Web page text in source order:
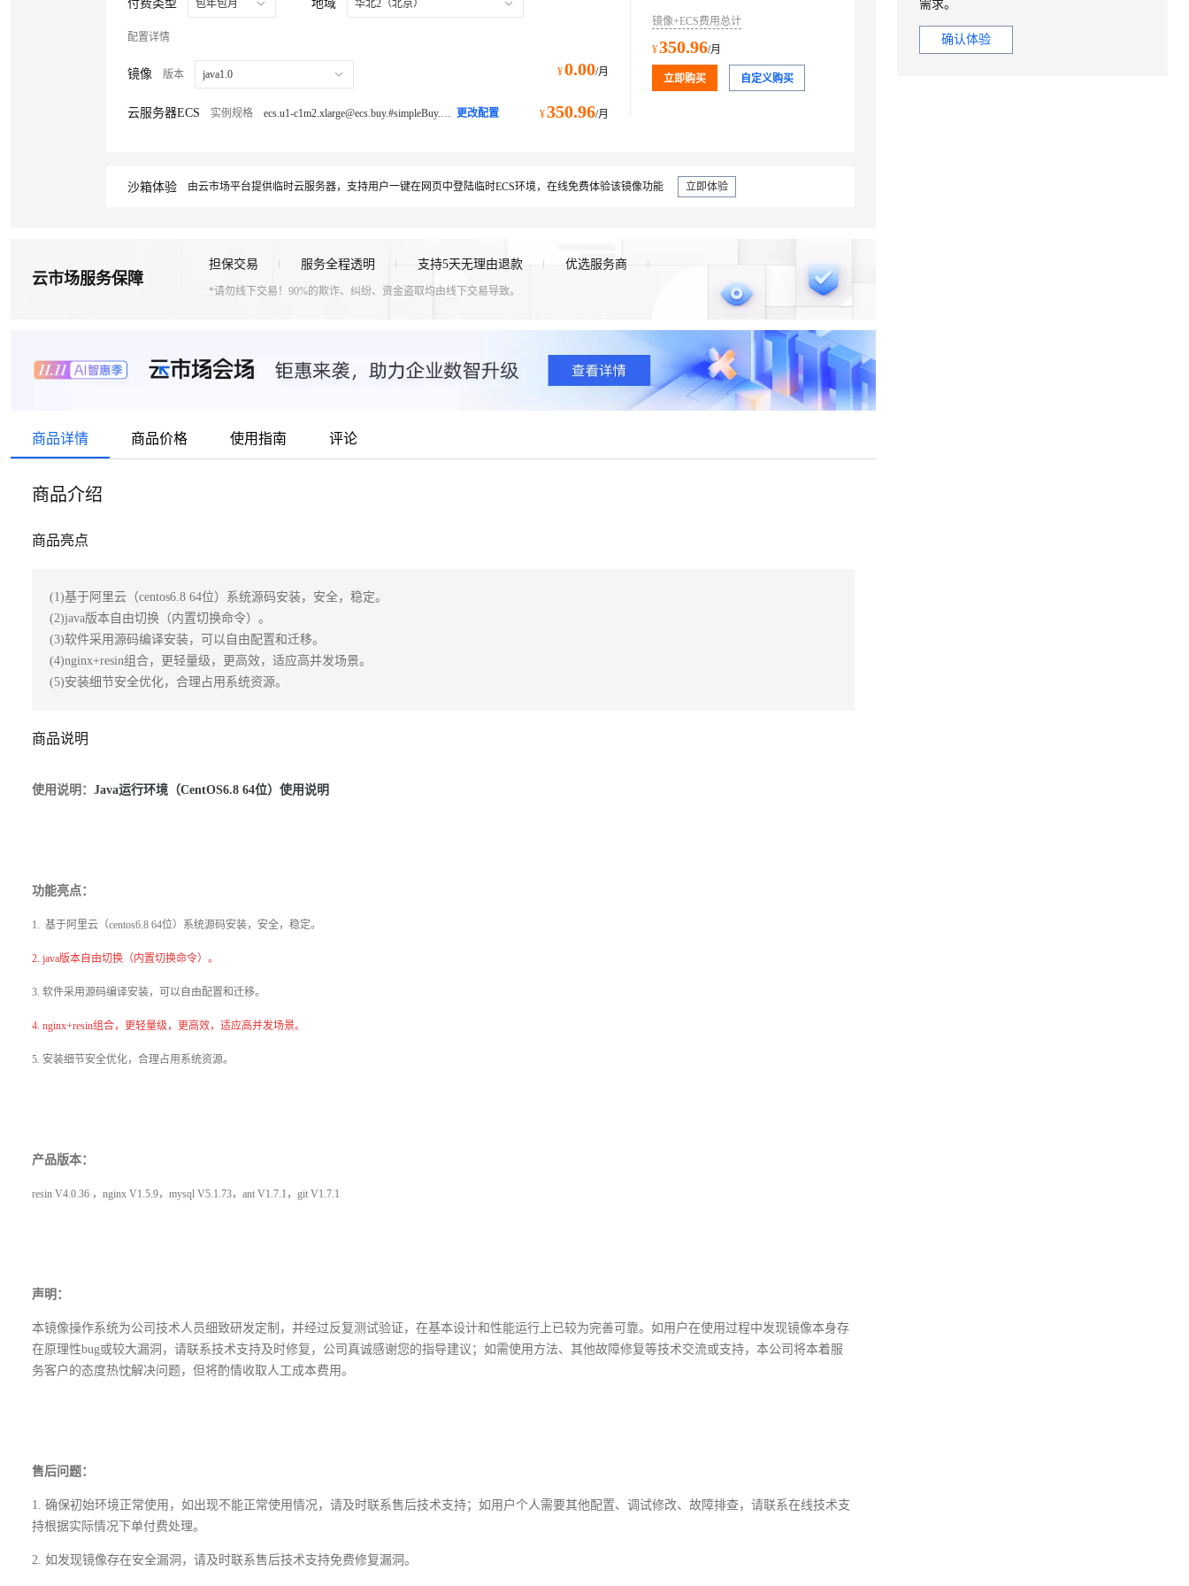
付费类型 包年包月 地域 华北2（北京）
配置详情
镜像 版本 java1.0 ¥0.00/月
云服务器ECS 实例规格 ecs.u1-c1m2.xlarge@ecs.buy.#simpleBuy.cpu.memory通用算力型 u1 更改配置 ¥350.96/月
镜像+ECS费用总计
¥350.96/月
立即购买 自定义购买
沙箱体验 由云市场平台提供临时云服务器，支持用户一键在网页中登陆临时ECS环境，在线免费体验该镜像功能 立即体验
云市场服务保障
担保交易 服务全程透明 支持5天无理由退款 优选服务商
*请勿线下交易！90%的欺诈、纠纷、资金盗取均由线下交易导致。
商品详情 商品价格 使用指南 评论
商品介绍
商品亮点
(1)基于阿里云（centos6.8 64位）系统源码安装，安全，稳定。
(2)java版本自由切换（内置切换命令）。
(3)软件采用源码编译安装，可以自由配置和迁移。
(4)nginx+resin组合，更轻量级，更高效，适应高并发场景。
(5)安装细节安全优化，合理占用系统资源。
商品说明
使用说明： Java运行环境（CentOS6.8 64位）使用说明
功能亮点：
1. 基于阿里云（centos6.8 64位）系统源码安装，安全，稳定。
2. java版本自由切换（内置切换命令）。
3. 软件采用源码编译安装，可以自由配置和迁移。
4. nginx+resin组合，更轻量级，更高效，适应高并发场景。
5. 安装细节安全优化，合理占用系统资源。
产品版本：
resin V4.0.36 ，nginx V1.5.9，mysql V5.1.73，ant V1.7.1，git V1.7.1
声明：
本镜像操作系统为公司技术人员细致研发定制，并经过反复测试验证，在基本设计和性能运行上已较为完善可靠。如用户在使用过程中发现镜像本身存
在原理性bug或较大漏洞，请联系技术支持及时修复，公司真诚感谢您的指导建议；如需使用方法、其他故障修复等技术交流或支持，本公司将本着服
务客户的态度热忱解决问题，但将酌情收取人工成本费用。
售后问题：
1. 确保初始环境正常使用，如出现不能正常使用情况，请及时联系售后技术支持；如用户个人需要其他配置、调试修改、故障排查，请联系在线技术支
持根据实际情况下单付费处理。
2. 如发现镜像存在安全漏洞，请及时联系售后技术支持免费修复漏洞。
需求。
确认体验